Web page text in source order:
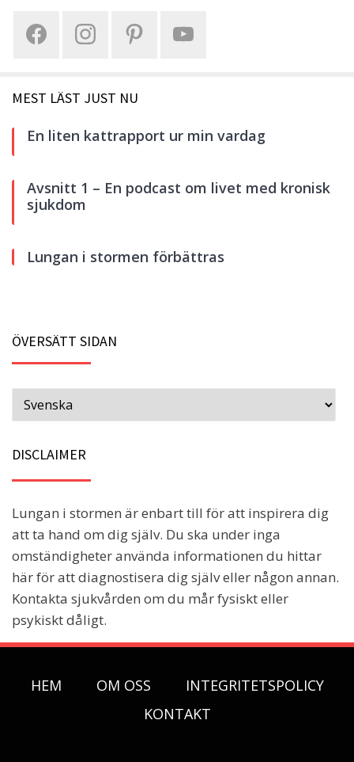
MEST LÄST JUST NU
En liten kattrapport ur min vardag
Avsnitt 1 – En podcast om livet med kronisk
sjukdom
Lungan i stormen förbättras
ÖVERSÄTT SIDAN
DISCLAIMER
Lungan i stormen är enbart till för att inspirera dig
att ta hand om dig själv. Du ska under inga
omständigheter använda informationen du hittar
här för att diagnostisera dig själv eller någon annan.
Kontakta sjukvården om du mår fysiskt eller
psykiskt dåligt.
HEM OM OSS
INTEGRITETSPOLICY
KONTAKT